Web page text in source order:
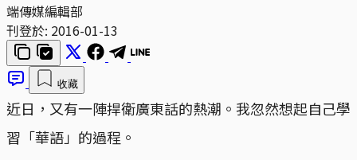
端傳媒編輯部
刊登於: 2016-01-13
收藏
近日，又有一陣捍衛廣東話的熱潮。我忽然想起自己學
習「華語」的過程。